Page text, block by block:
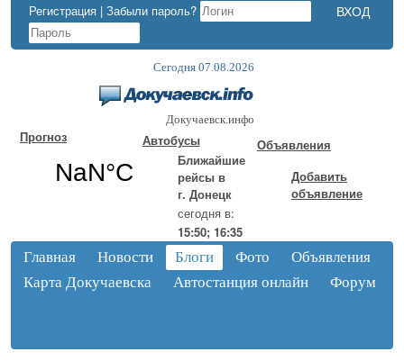
Регистрация | Забыли пароль?
Сегодня 07.08.2026
Докучаевск.инфо
Прогноз
Автобусы
Ближайшие
рейсы в
г. Донецк
сегодня в:
15:50; 16:35
Объявления
Добавить
объявление
Главная Новости Блоги Фото
Объявления
Карта Докучаевска
Автостанция онлайн Форум